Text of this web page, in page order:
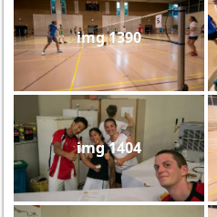
img 1390
img 1404